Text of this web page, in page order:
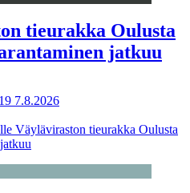
tieurakka Oulusta
jatkuu
7.8.2026
Väyläviraston tieurakka Oulusta